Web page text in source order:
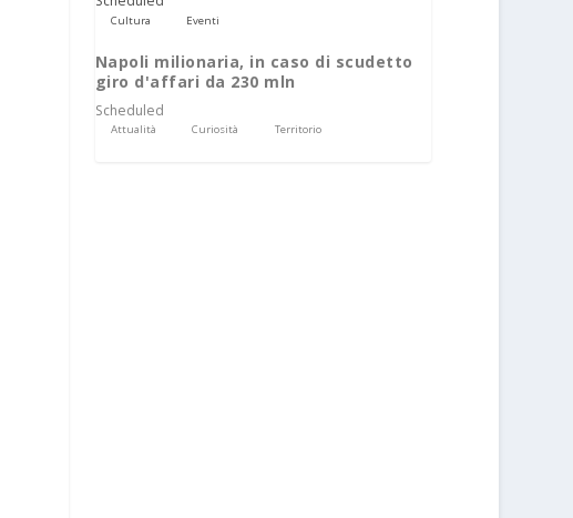
Cultura Eventi
Napoli milionaria, in caso di scudetto
giro d'affari da 230 mln
Scheduled
Attualità Curiosità Territorio